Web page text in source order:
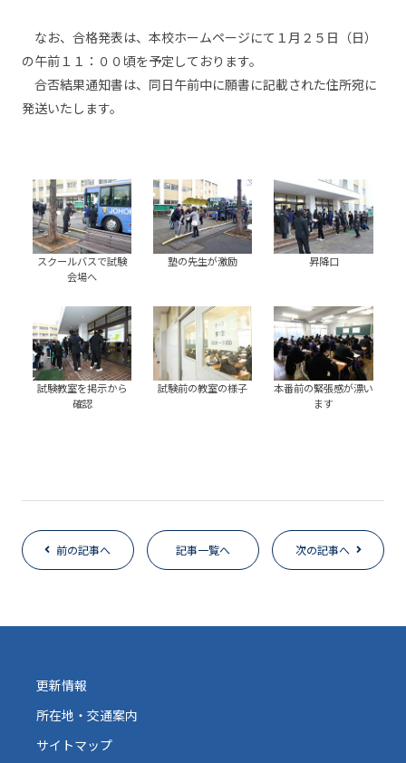
なお、合格発表は、本校ホームページにて１月２５日（日）
の午前１１：００頃を予定しております。
合否結果通知書は、同日午前中に願書に記載された住所宛に
発送いたします。
スクールバスで試験
会場へ
塾の先生が激励 昇降口
試験教室を掲示から
確認
試験前の教室の様子
本番前の緊張感が漂い
ます
前の記事へ 記事一覧へ 次の記事へ
更新情報
所在地・交通案内
サイトマップ